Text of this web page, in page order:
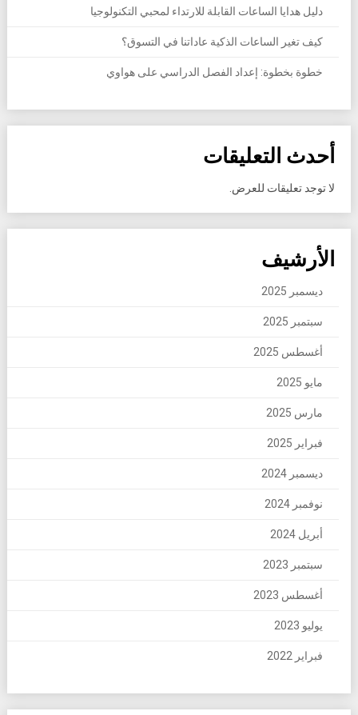
دليل هدايا الساعات القابلة للارتداء لمحبي التكنولوجيا
كيف تغير الساعات الذكية عاداتنا في التسوق؟
خطوة بخطوة: إعداد الفصل الدراسي على هواوي
أحدث التعليقات
لا توجد تعليقات للعرض.
الأرشيف
ديسمبر 2025
سبتمبر 2025
أغسطس 2025
مايو 2025
مارس 2025
فبراير 2025
ديسمبر 2024
نوفمبر 2024
أبريل 2024
سبتمبر 2023
أغسطس 2023
يوليو 2023
فبراير 2022